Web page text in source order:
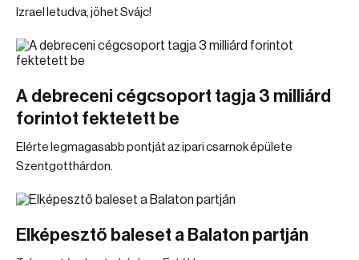
Izrael letudva, jöhet Svájc!
A debreceni cégcsoport tagja 3 milliárd
forintot fektetett be
Elérte legmagasabb pontját az ipari csarnok épülete
Szentgotthárdon.
Elképesztő baleset a Balaton partján